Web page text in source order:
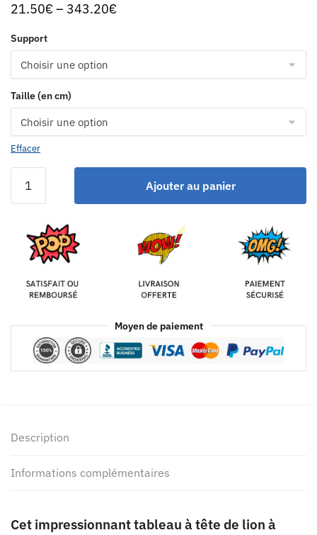
21.50€– 343.20€
Support
Taille (en cm)
Effacer
Ajouter au panier
Moyen de paiement
Description
Informations complémentaires
Cet impressionnant tableau à tête de lion à